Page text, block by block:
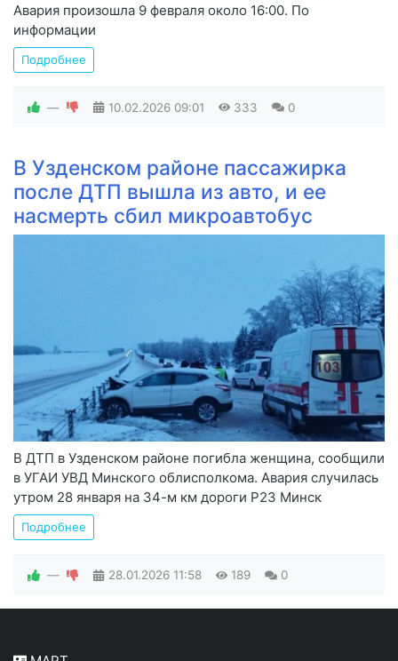
Авария произошла 9 февраля около 16:00. По
информации
Подробнее
— 10.02.2026 09:01 333 0
В Узденском районе пассажирка
после ДТП вышла из авто, и ее
насмерть сбил микроавтобус
В ДТП в Узденском районе погибла женщина, сообщили
в УГАИ УВД Минского облисполкома. Авария случилась
утром 28 января на 34-м км дороги Р23 Минск
Подробнее
— 28.01.2026 11:58 189 0